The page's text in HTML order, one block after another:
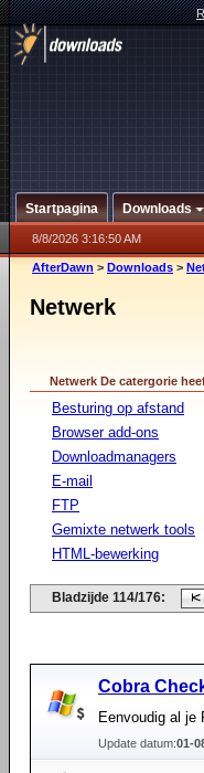
Startpagina Downloads
8/8/2026 3:16:50 AM
AfterDawn > Downloads >
Netwerk
Netwerk De catergorie
Besturing op afstand
Browser add-ons
Downloadmanagers
E-mail
FTP
Gemixte netwerk tools
HTML-bewerking
Bladzijde 114/176:
Cobra
Eenvoudig al je
Update datum:01-